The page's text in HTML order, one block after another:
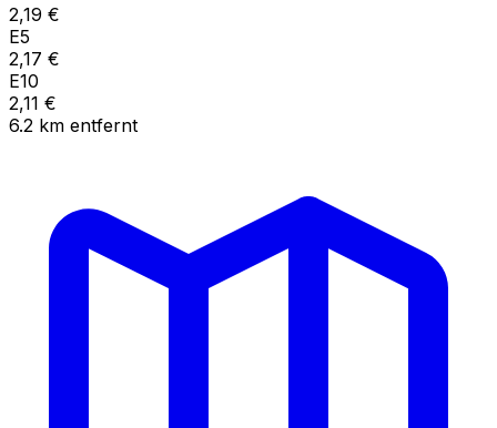
2,19 €
E5
2,17 €
E10
2,11 €
6.2 km entfernt